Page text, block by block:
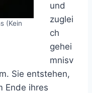
(Kein
und
zuglei
ch
gehei
mnisv
Sie entstehen,
Ende ihres